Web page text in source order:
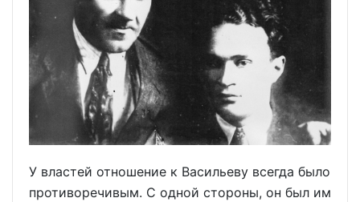
У властей отношение к Васильеву всегда было
противоречивым. С одной стороны, он был им